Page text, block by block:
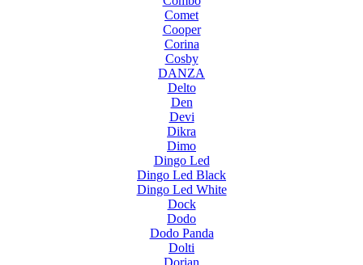
Comet
Cooper
Corina
Cosby
DANZA
Delto
Den
Devi
Dikra
Dimo
Dingo Led
Dingo Led Black
Dingo Led White
Dock
Dodo
Dodo Panda
Dolti
Dorian